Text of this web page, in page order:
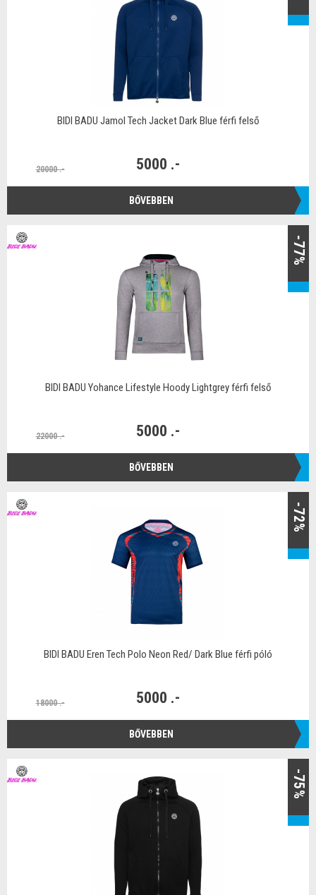
BIDI BADU Jamol Tech Jacket Dark Blue férfi felső
20000 .- 5000 .-
BŐVEBBEN
-77%
BIDI BADU Yohance Lifestyle Hoody Lightgrey férfi felső
22000 .- 5000 .-
BŐVEBBEN
-72%
BIDI BADU Eren Tech Polo Neon Red/ Dark Blue férfi póló
18000 .- 5000 .-
BŐVEBBEN
-75%